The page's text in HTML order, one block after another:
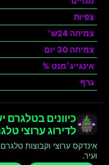
צפיות
צמיחה 24ש׳
צמיחה 30 יום
אינגייג׳מנט %
גרף
כיוונים
לדירוג ערוצי
אינדקס ערוצי וקבוצות
ועיר.